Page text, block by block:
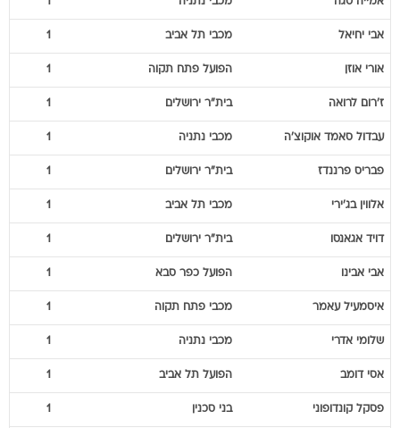
אבי יחיאל מכבי תל אביב 1
אורי אוזן הפועל פתח תקוה 1
ז'רום לרואה בית"ר ירושלים 1
עבדול סאמד אוקוצ'ה מכבי נתניה 1
פבריס פרננדז בית"ר ירושלים 1
אלווין בג'ירי מכבי תל אביב 1
דויד אגאנסו בית"ר ירושלים 1
אבי אבינו הפועל כפר סבא 1
איסמעיל עאמר מכבי פתח תקוה 1
שלומי אדרי מכבי נתניה 1
אסי דומב הפועל תל אביב 1
פסקל קונדופוני בני סכנין 1